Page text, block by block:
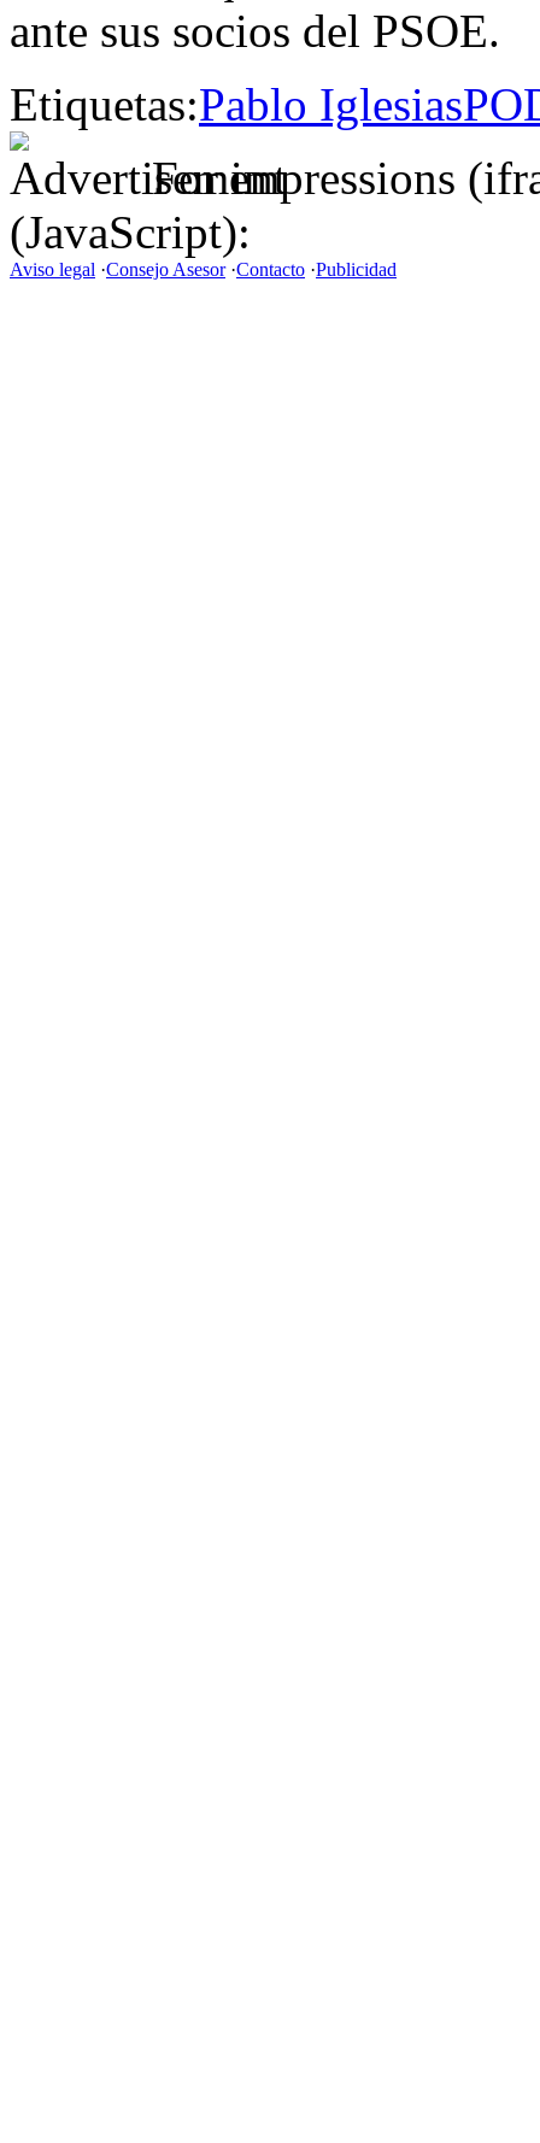
ante sus socios del PSOE.
Etiquetas:Pablo Iglesias
For impressions
(JavaScript):
Aviso legal ·Consejo Asesor·Contacto ·Publicidad